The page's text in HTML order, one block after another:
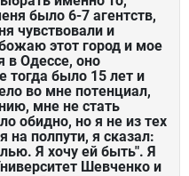
было 6-7 агентств,
чувствовали и
этот город и мое
в Одессе, оно
тогда было 15 лет и
во мне потенциал,
мне не стать
обидно, но я не из тех
на полпути, я сказал:
Я хочу ей быть". Я
Шевченко и